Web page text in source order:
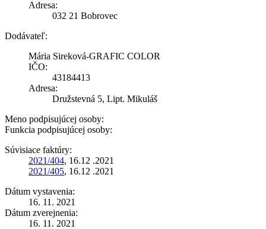
Adresa:
032 21 Bobrovec
Dodávateľ:
Mária Sireková-GRAFIC COLOR
IČO:
43184413
Adresa:
Družstevná 5, Lipt. Mikuláš
Meno podpisujúcej osoby:
Funkcia podpisujúcej osoby:
Súvisiace faktúry:
2021/404, 16.12 .2021
2021/405, 16.12 .2021
Dátum vystavenia:
16. 11. 2021
Dátum zverejnenia:
16. 11. 2021